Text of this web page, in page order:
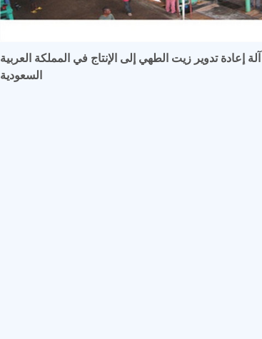
آلة إعادة تدوير زيت الطهي إلى الإنتاج في المملكة العربية
السعودية